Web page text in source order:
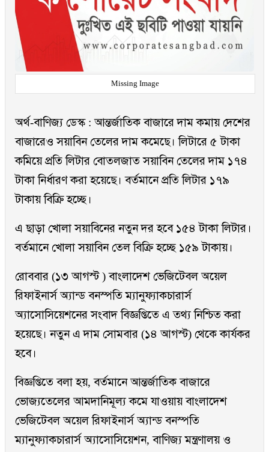
Missing Image
অর্থ-বাণিজ্য ডেস্ক : আন্তর্জাতিক বাজারে দাম কমায় দেশের
বাজারেও সয়াবিন তেলের দাম কমেছে। লিটারে ৫ টাকা
কমিয়ে প্রতি লিটার বোতলজাত সয়াবিন তেলের দাম ১৭৪
টাকা নির্ধারণ করা হয়েছে। বর্তমানে প্রতি লিটার ১৭৯
টাকায় বিক্রি হচ্ছে।
এ ছাড়া খোলা সয়াবিনের নতুন দর হবে ১৫৪ টাকা লিটার।
বর্তমানে খোলা সয়াবিন তেল বিক্রি হচ্ছে ১৫৯ টাকায়।
রোববার (১৩ আগস্ট ) বাংলাদেশ ভেজিটেবল অয়েল
রিফাইনার্স অ্যান্ড বনস্পতি ম্যানুফ্যাকচারার্স
অ্যাসোসিয়েশনের সংবাদ বিজ্ঞপ্তিতে এ তথ্য নিশ্চিত করা
হয়েছে। নতুন এ দাম সোমবার (১৪ আগস্ট) থেকে কার্যকর
হবে।
বিজ্ঞপ্তিতে বলা হয়, বর্তমানে আন্তর্জাতিক বাজারে
ভোজ্যতেলের আমদানিমূল্য কমে যাওয়ায় বাংলাদেশ
ভেজিটেবল অয়েল রিফাইনার্স অ্যান্ড বনস্পতি
ম্যানুফ্যাকচারার্স অ্যাসোসিয়েশন, বাণিজ্য মন্ত্রণালয় ও